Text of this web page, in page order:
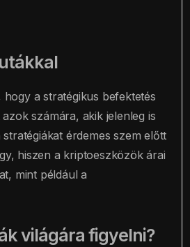
a stratégikus befektetés
számára, akik jelenleg is
érdemes szem előtt
hiszen a kriptoeszközök árai
mint például a
világára figyelni?